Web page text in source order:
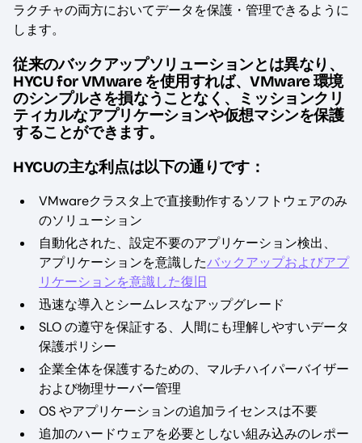
ラクチャの両方においてデータを保護・管理できるように
します。
従来のバックアップソリューションとは異なり、
HYCU for VMware を使用すれば、VMware 環境
のシンプルさを損なうことなく、ミッションクリ
ティカルなアプリケーションや仮想マシンを保護
することができます。
HYCUの主な利点は以下の通りです：
VMwareクラスタ上で直接動作するソフトウェアのみ
のソリューション
自動化された、設定不要のアプリケーション検出、
アプリケーションを意識したバックアップおよびアプ
リケーションを意識した復旧
迅速な導入とシームレスなアップグレード
SLO の遵守を保証する、人間にも理解しやすいデータ
保護ポリシー
企業全体を保護するための、マルチハイパーバイザー
および物理サーバー管理
OS やアプリケーションの追加ライセンスは不要
追加のハードウェアを必要としない組み込みのレポー